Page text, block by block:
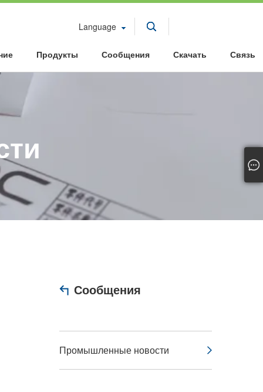
Language
Продукты Сообщения Скачать Связь
Сообщения
Промышленные новости